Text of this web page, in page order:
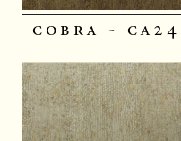
cobra - ca24